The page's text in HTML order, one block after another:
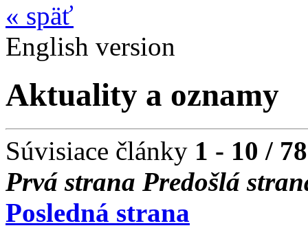
« späť
English version
Aktuality a oznamy
Súvisiace články 1 - 10 / 78
Prvá strana Predošlá
Posledná strana